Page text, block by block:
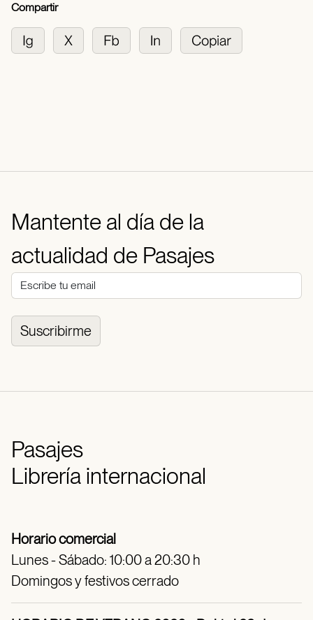
Compartir
Mantente al día de la
actualidad de Pasajes
Suscribirme
Pasajes
Librería internacional
Horario comercial
Lunes - Sábado: 10:00 a 20:30 h
Domingos y festivos cerrado